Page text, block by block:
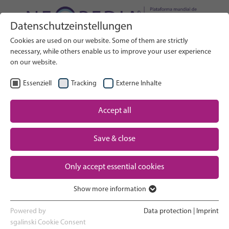
BUSCAR
ES Seleccionar idioma
Un vistazo a los cuidados neonatales
El embarazo y el parto
La experiencia en la UCIN
Volver a casa y ver crecer a tu bebé
Buscar en el sitio web
Inicio
Partner
Contact
Datenschutzeinstellungen
Cookies are used on our website. Some of them are strictly
necessary, while others enable us to improve your user experience
on our website.
Essenziell Tracking Externe Inhalte
Accept all
Save & close
Only accept essential cookies
Essenzielle Cookies werden für grundlegende Funktionen der
Webseite benötigt. Dadurch ist gewährleistet, dass die Webseite
Show more information
Powered by
sgalinski Cookie Consent
Data protection Imprint